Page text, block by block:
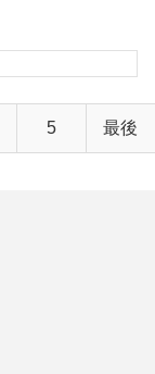
5 最後